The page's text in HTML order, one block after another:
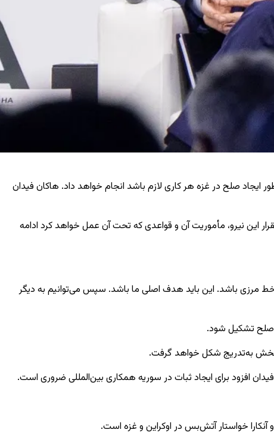
ایجاد صلح در غزه هر کاری لازم باشد انجام خواهد داد. هاکان فیدان
این نیرو، مأموریت آن و قواعدی که تحت آن عمل خواهد کرد ادامه
خط مرزی باشد. این باید هدف اصلی ما باشد. سپس می‌توانیم به دیگر
صلح تشکیل شود.
به‌تدریج شکل خواهد گرفت.
افزود برای ایجاد ثبات در سوریه همکاری بین‌المللی ضروری است.
خواستار آتش‌بس در اوکراین و غزه است.